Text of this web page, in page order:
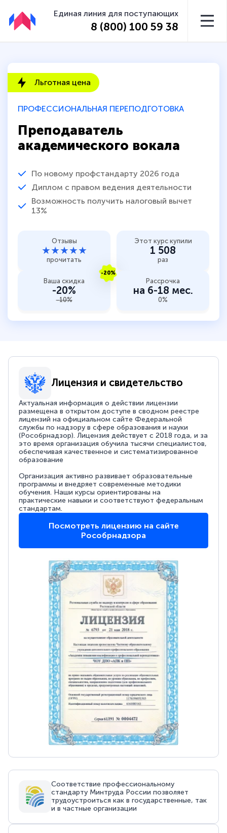
Единая линия для поступающих
8 (800) 100 59 38
ПРОФЕССИОНАЛЬНАЯ ПЕРЕПОДГОТОВКА
Преподаватель
академического вокала
По новому профстандарту 2026 года
Диплом с правом ведения деятельности
Возможность получить налоговый вычет
13%
Льготная цена
Отзывы
★★★★★
прочитать
Этот курс купили
1 508
раз
-20%
Ваша скидка
-20%
-10%
Рассрочка
на 6-18 мес.
0%
Лицензия и свидетельство
Актуальная информация о действии лицензии
размещена в открытом доступе в сводном реестре
лицензий на официальном сайте Федеральной
службы по надзору в сфере образования и науки
(Рособрнадзор). Лицензия действует с 2018 года, и за
это время организация обучила тысячи специалистов,
обеспечивая качественное и систематизированное
образование
Организация активно развивает образовательные
программы и внедряет современные методики
обучения. Наши курсы ориентированы на
практические навыки и соответствуют федеральным
стандартам.
Посмотреть лицензию на сайте
Рособрнадзора
Соответствие профессиональному
стандарту Минтруда России позволяет
трудоустроиться как в государственные, так
и в частные организации